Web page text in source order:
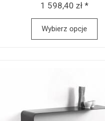
1 598,40 zł *
Wybierz opcje